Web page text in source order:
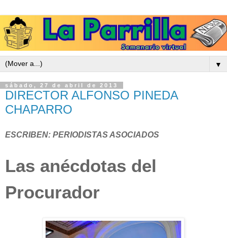
▼
sábado, 27 de abril de 2013
DIRECTOR ALFONSO PINEDA
CHAPARRO
ESCRIBEN: PERIODISTAS ASOCIADOS
Las anécdotas del
Procurador